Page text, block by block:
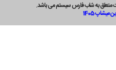
متعلق به شاب فارس سیستم می باشد.
میشاپ 1405